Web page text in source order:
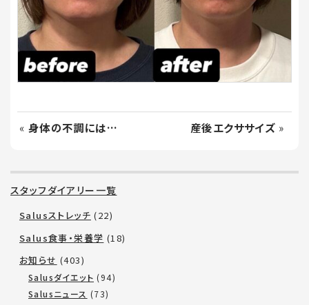
« 身体の不調には… 産後エクササイズ »
スタッフダイアリー一覧
Salusストレッチ (22)
Salus食事・栄養学 (18)
お知らせ (403)
Salusダイエット (94)
Salusニュース (73)